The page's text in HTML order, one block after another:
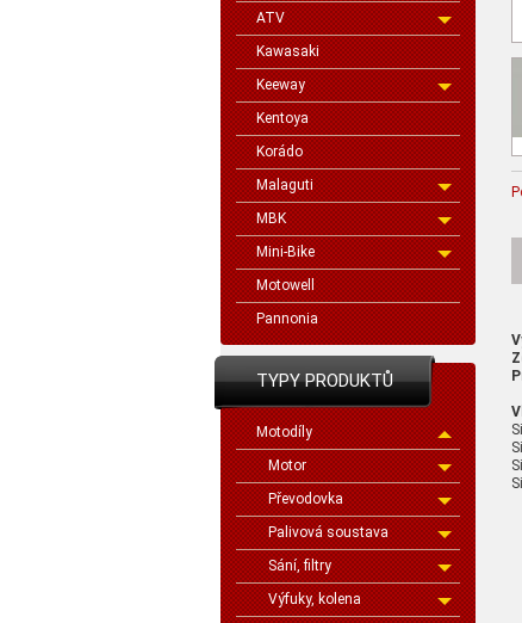
ATV
Kawasaki
Keeway
Kentoya
Korádo
Malaguti
MBK
Mini-Bike
Motowell
Pannonia
TYPY PRODUKTŮ
Motodíly
Motor
Převodovka
Palivová soustava
Sání, filtry
Výfuky, kolena